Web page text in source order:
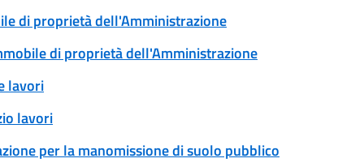
di proprietà dell'Amministrazione
di proprietà dell'Amministrazione
lavori
lavori
per la manomissione di suolo pubblico